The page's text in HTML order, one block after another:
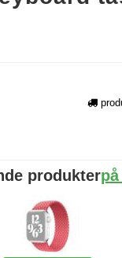
produkter